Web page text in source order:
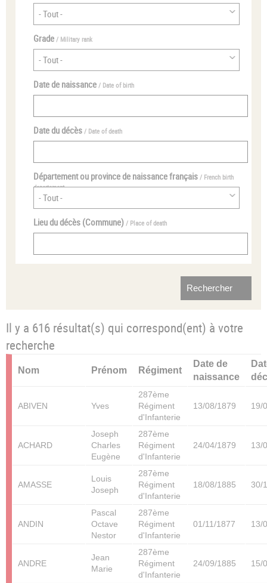
Grade / Military rank
Date de naissance / Date of birth
Date du décès / Date of death
Département ou province de naissance français / French birth
departement
Lieu du décès (Commune) / Place of death
Il y a 616 résultat(s) qui correspond(ent) à votre
recherche
Nom Prénom Régiment
Date de
naissance
ABIVEN Yves
287ème
Régiment
d'Infanterie
13/08/1879 19/
ACHARD
Joseph
Charles
Eugène
287ème
Régiment
d'Infanterie
24/04/1879 13/
AMASSE
Louis
Joseph
287ème
Régiment
d'Infanterie
18/08/1885 30/
ANDIN
Pascal
Octave
Nestor
287ème
Régiment
d'Infanterie
01/11/1877 13/
ANDRE
Jean
Marie
287ème
Régiment
d'Infanterie
24/09/1885 15/